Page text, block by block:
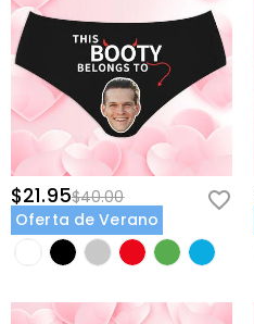
$21.95$40.00
Oferta de Verano